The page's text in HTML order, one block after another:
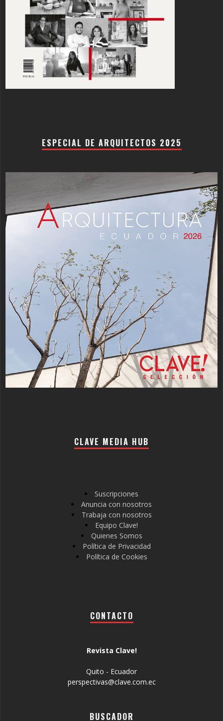
ESPECIAL DE ARQUITECTOS 2025
CLAVE MEDIA HUB
Suscripciones
Anuncia con nosotros
Trabaja con nosotros
Equipo Clave!
Quienes Somos
Política de Privacidad
Política de Cookies
CONTACTO
Revista Clave!
Quito - Ecuador
perspectivas@clave.com.ec
BUSCADOR